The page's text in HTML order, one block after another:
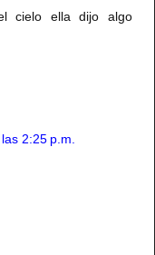
cielo ella dijo algo
2:25 p.m.